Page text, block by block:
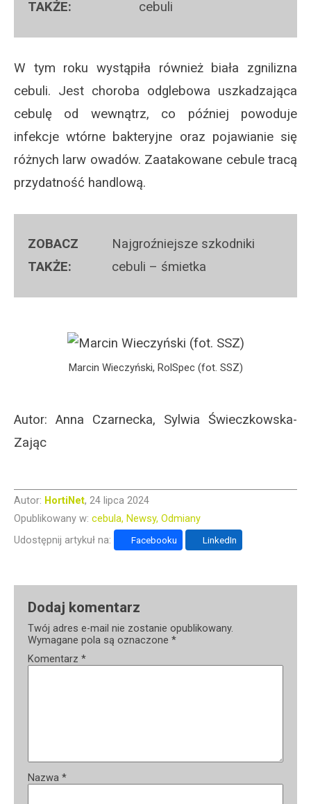
cebuli
W tym roku wystąpiła również biała zgnilizna
cebuli. Jest choroba odglebowa uszkadzająca
cebulę od wewnątrz, co później powoduje
infekcje wtórne bakteryjne oraz pojawianie się
różnych larw owadów. Zaatakowane cebule tracą
przydatność handlową.
Najgroźniejsze szkodniki
cebuli – śmietka
Marcin Wieczyński, RolSpec (fot. SSZ)
Autor: Anna Czarnecka, Sylwia Świeczkowska-
Zając
Autor: HortiNet, 24 lipca 2024
Opublikowany w: cebula Newsy Odmiany
Udostępnij artykuł na:
Facebooku LinkedIn
Dodaj komentarz
Twój adres e-mail nie zostanie opublikowany.
Wymagane pola są oznaczone *
Komentarz *
Nazwa *